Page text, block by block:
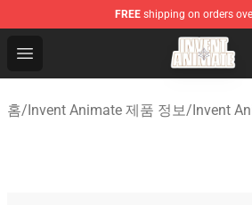
FREE shipping on orders
Open menu
Invent Animate Shop - Official
홈/Invent Animate 제품 정보/Invent